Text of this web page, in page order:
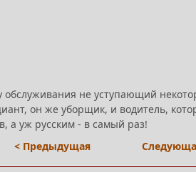
обслуживания не уступающий
он же уборщик, и водитель,
а уж русским - в самый раз!
< Предыдущая